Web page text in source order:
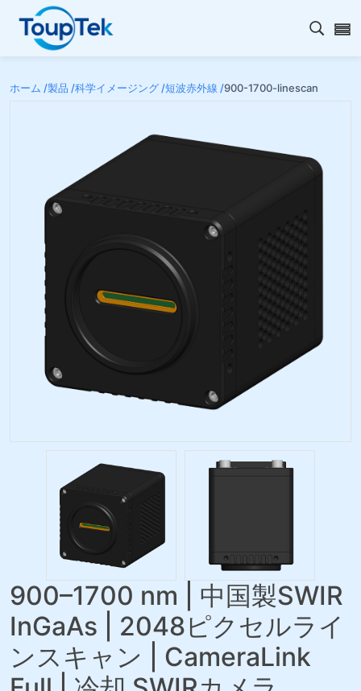
検索
ホーム /製品 /科学イメージング /短波赤外線 /900-1700-linescan
900–1700 nm | 中国製SWIR
InGaAs | 2048ピクセルライ
ンスキャン | CameraLink